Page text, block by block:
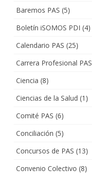
Baremos PAS (5)
Boletín iSOMOS PDI (4)
Calendario PAS (25)
Carrera Profesional PAS
Ciencia (8)
Ciencias de la Salud (1)
Comité PAS (6)
Conciliación (5)
Concursos de PAS (13)
Convenio Colectivo (8)